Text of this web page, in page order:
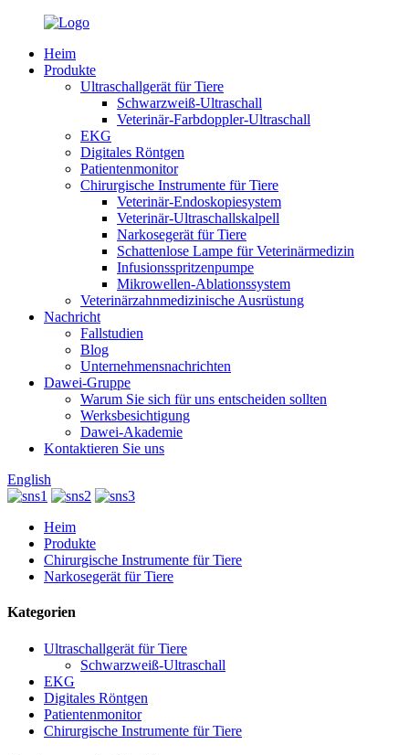
Heim
Produkte
Ultraschallgerät für Tiere
Schwarzweiß-Ultraschall
Veterinär-Farbdoppler-Ultraschall
EKG
Digitales Röntgen
Patientenmonitor
Chirurgische Instrumente für Tiere
Veterinär-Endoskopiesystem
Veterinär-Ultraschallskalpell
Narkosegerät für Tiere
Schattenlose Lampe für Veterinärmedizin
Infusionsspritzenpumpe
Mikrowellen-Ablationssystem
Veterinärzahnmedizinische Ausrüstung
Nachricht
Fallstudien
Blog
Unternehmensnachrichten
Dawei-Gruppe
Warum Sie sich für uns entscheiden sollten
Werksbesichtigung
Dawei-Akademie
Kontaktieren Sie uns
English
Heim
Produkte
Chirurgische Instrumente für Tiere
Narkosegerät für Tiere
Kategorien
Ultraschallgerät für Tiere
Schwarzweiß-Ultraschall
EKG
Digitales Röntgen
Patientenmonitor
Chirurgische Instrumente für Tiere